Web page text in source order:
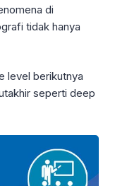
di
tidak hanya
level berikutnya
seperti deep